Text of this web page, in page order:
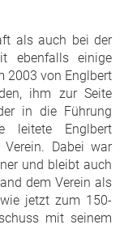
als auch bei der
ebenfalls einige
2003 von Englbert
ihm zur Seite
in die Führung
leitete Englbert
Dabei war
und bleibt auch
dem Verein als
wie jetzt zum 150-
mit seinem